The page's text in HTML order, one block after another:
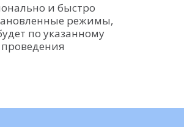
и быстро
режимы,
по указанному